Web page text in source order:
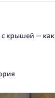
крышей —